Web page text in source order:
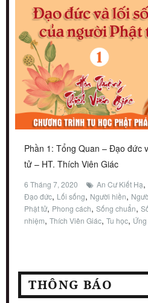
Phần 1: Tổng Quan – Đạo đức
tử – HT. Thích Viên Giác
6 Tháng 7, 2020 An Cư Kiết Hạ,
Đạo đức, Lối sống, Người hiền,
Phật tử, Phong cách, Sống chuẩn,
nhiệm, Thích Viên Giác, Tu học,
THÔNG BÁO